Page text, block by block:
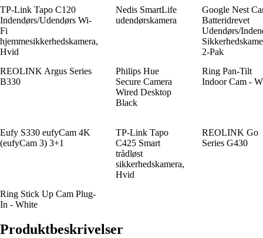
TP-Link Tapo C120
Indendørs/Udendørs Wi-
Fi
hjemmesikkerhedskamera,
Hvid
Nedis SmartLife
udendørskamera
Google Nest
Batteridrevet
Udendørs/
2-Pak
REOLINK Argus Series
B330
Philips Hue
Secure Camera
Wired Desktop
Black
Ring Pan-Tilt
Indoor Cam -
Eufy S330 eufyCam 4K
(eufyCam 3) 3+1
TP-Link Tapo
C425 Smart
trådløst
sikkerhedskamera,
Hvid
REOLINK Go
Series G430
Ring Stick Up Cam Plug-
In - White
Produktbeskrivelser